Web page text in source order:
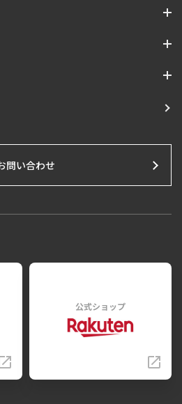
問い合わせ
公式ショップ